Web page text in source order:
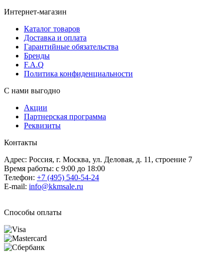
Интернет-магазин
Каталог товаров
Доставка и оплата
Гарантийные обязательства
Бренды
F.A.Q
Политика конфиденциальности
С нами выгодно
Акции
Партнерская программа
Реквизиты
Контакты
Адрес: Россия, г. Москва, ул. Деловая, д. 11, строение 7
Время работы: с 9:00 до 18:00
Телефон: +7 (495) 540-54-24
E-mail: info@kkmsale.ru
Способы оплаты